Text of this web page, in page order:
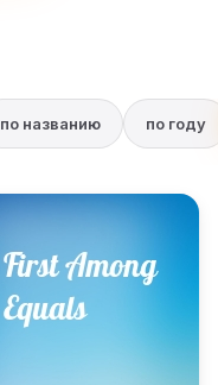
по названию по году